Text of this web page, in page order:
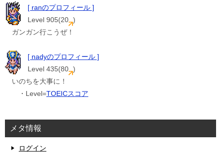
[ ranのプロフィール ]
Level 905(20 )
ガンガン行こうぜ！
[ nadyのプロフィール ]
Level 435(80 )
いのちを大事に！
・Level=TOEICスコア
メタ情報
ログイン